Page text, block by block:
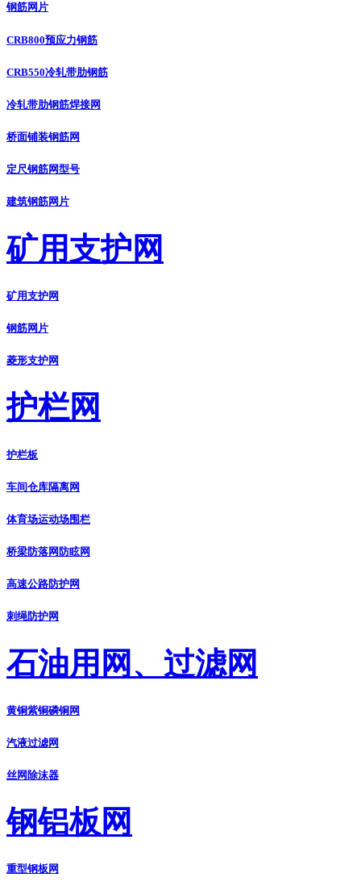
钢筋网片
CRB800预应力钢筋
CRB550冷轧带肋钢筋
冷轧带肋钢筋焊接网
桥面铺装钢筋网
定尺钢筋网型号
建筑钢筋网片
矿用支护网
矿用支护网
钢筋网片
菱形支护网
护栏网
护栏板
车间仓库隔离网
体育场运动场围栏
桥梁防落网防眩网
高速公路防护网
刺绳防护网
石油用网、过滤网
黄铜紫铜磷铜网
汽液过滤网
丝网除沫器
钢铝板网
重型钢板网